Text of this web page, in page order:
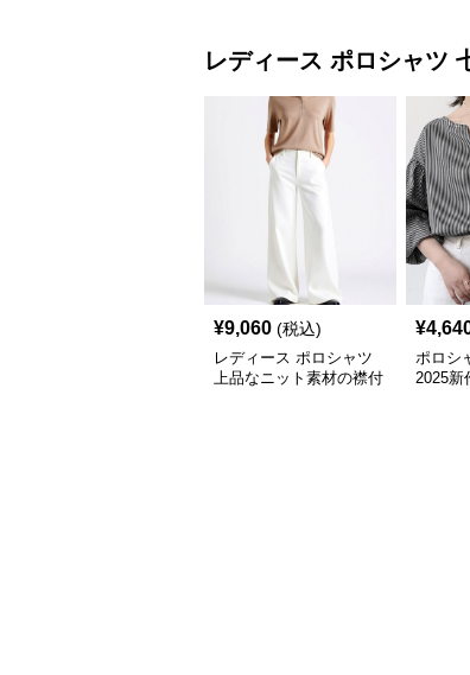
レディース ポロシャツ
¥9,060 (税込)
レディース ポロシャツ
上品なニット素材の襟付
¥
ポロシ
2025新